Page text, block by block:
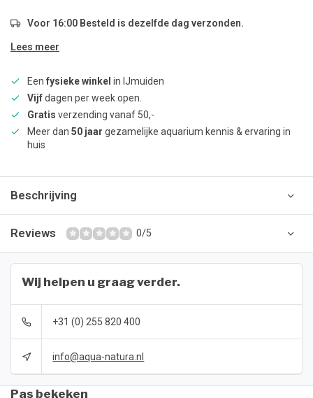
Voor 16:00 Besteld is dezelfde dag verzonden.
Lees meer
Een fysieke winkel in IJmuiden
Vijfdagen per week open.
Gratis verzending vanaf 50,-
Meer dan 50 jaar gezamelijke aquarium kennis & ervaring in
huis
Beschrijving
Reviews 0/5
Wij helpen u graag verder.
+31 (0) 255 820 400
info@aqua-natura.nl
Pas bekeken